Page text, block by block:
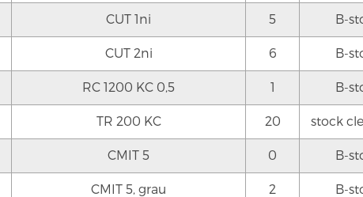
CUT 1ni 5 B-
CUT 2ni 6 B-
RC 1200 KC 0,5 1 B-
TR 200 KC 20 stock
CMIT 5 0 B-
CMIT 5, grau 2 B-